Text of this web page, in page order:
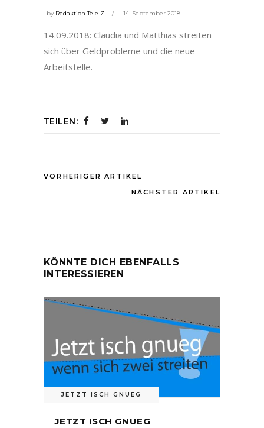
by Redaktion Tele Z 14. September 2018
14.09.2018: Claudia und Matthias streiten
sich über Geldprobleme und die neue
Arbeitstelle.
TEILEN:
VORHERIGER ARTIKEL
NÄCHSTER ARTIKEL
KÖNNTE DICH EBENFALLS
INTERESSIEREN
JETZT ISCH GNUEG
JETZT ISCH GNUEG